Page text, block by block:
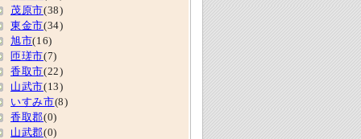
茂原市(38)
東金市(34)
旭市(16)
匝瑳市(7)
香取市(22)
山武市(13)
いすみ市(8)
香取郡(0)
山武郡(0)